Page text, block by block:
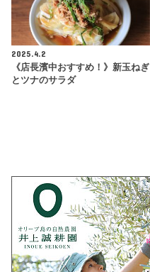
2025.4.2
《店長濱中おすすめ！》新玉ねぎ
とツナのサラダ